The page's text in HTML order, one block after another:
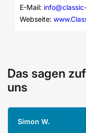
E-Mail:
Webseite:
Das sagen
uns
Simon W.